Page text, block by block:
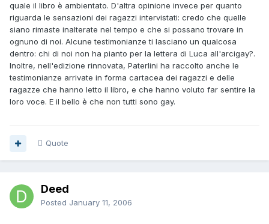
quale il libro è ambientato. D'altra opinione invece per quanto
riguarda le sensazioni dei ragazzi intervistati: credo che quelle
siano rimaste inalterate nel tempo e che si possano trovare in
ognuno di noi. Alcune testimonianze ti lasciano un qualcosa
dentro: chi di noi non ha pianto per la lettera di Luca all'arcigay?.
Inoltre, nell'edizione rinnovata, Paterlini ha raccolto anche le
testimonianze arrivate in forma cartacea dei ragazzi e delle
ragazze che hanno letto il libro, e che hanno voluto far sentire la
loro voce. E il bello è che non tutti sono gay.
Quote
Deed
Posted January 11, 2006